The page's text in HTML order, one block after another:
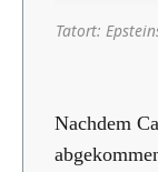
Tatort:
Nachdem